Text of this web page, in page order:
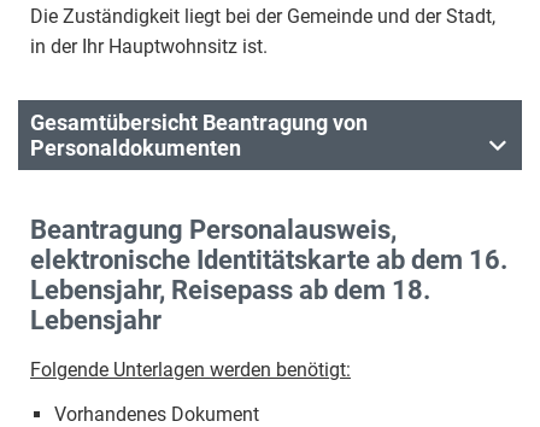
Die Zuständigkeit liegt bei der Gemeinde und der Stadt,
in der Ihr Hauptwohnsitz ist.
Gesamtübersicht Beantragung von
Personaldokumenten
Beantragung Personalausweis,
elektronische Identitätskarte ab dem 16.
Lebensjahr, Reisepass ab dem 18.
Lebensjahr
Folgende Unterlagen werden benötigt:
Vorhandenes Dokument